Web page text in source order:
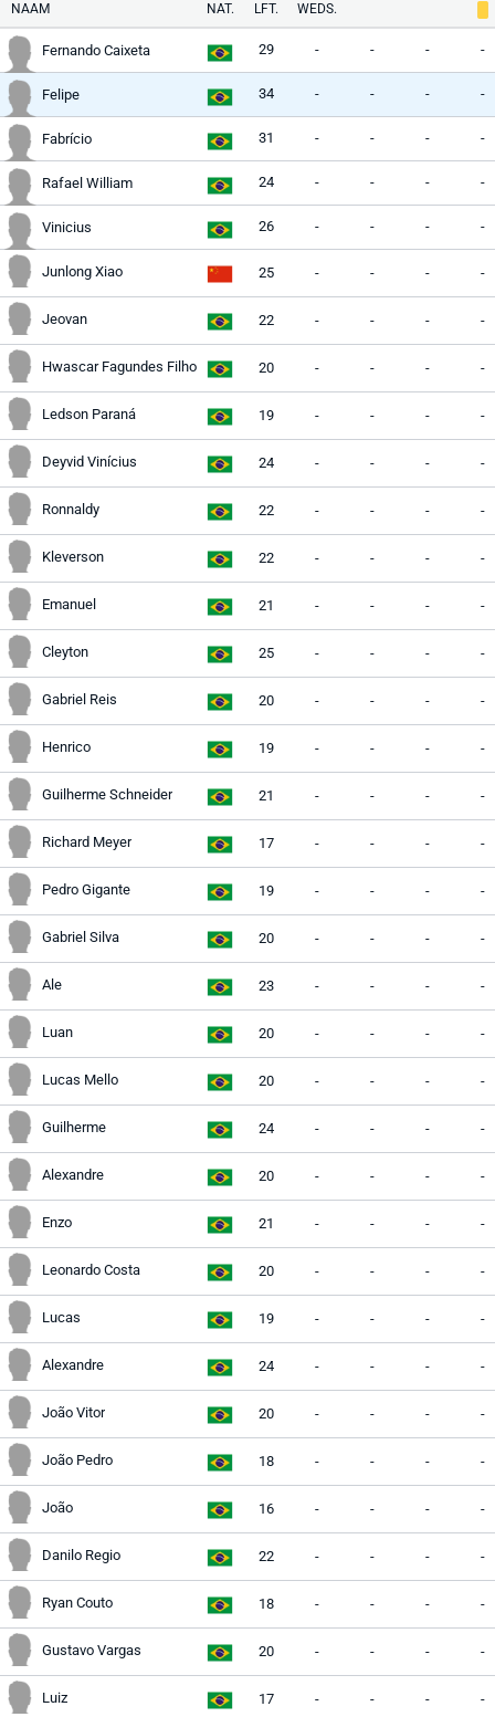
NAAM NAT. LFT. WEDS.
Fernando Caixeta 29 - - - -
Felipe 34 - - - -
Fabrício 31 - - - -
Rafael William 24 - - - -
Vinicius 26 - - - -
Junlong Xiao 25 - - - -
Jeovan 22 - - - -
Hwascar Fagundes Filho 20 - - - -
Ledson Paraná 19 - - - -
Deyvid Vinícius 24 - - - -
Ronnaldy 22 - - - -
Kleverson 22 - - - -
Emanuel 21 - - - -
Cleyton 25 - - - -
Gabriel Reis 20 - - - -
Henrico 19 - - - -
Guilherme Schneider 21 - - - -
Richard Meyer 17 - - - -
Pedro Gigante 19 - - - -
Gabriel Silva 20 - - - -
Ale 23 - - - -
Luan 20 - - - -
Lucas Mello 20 - - - -
Guilherme 24 - - - -
Alexandre 20 - - - -
Enzo 21 - - - -
Leonardo Costa 20 - - - -
Lucas 19 - - - -
Alexandre 24 - - - -
João Vitor 20 - - - -
João Pedro 18 - - - -
João 16 - - - -
Danilo Regio 22 - - - -
Ryan Couto 18 - - - -
Gustavo Vargas 20 - - - -
Luiz 17 - - - -